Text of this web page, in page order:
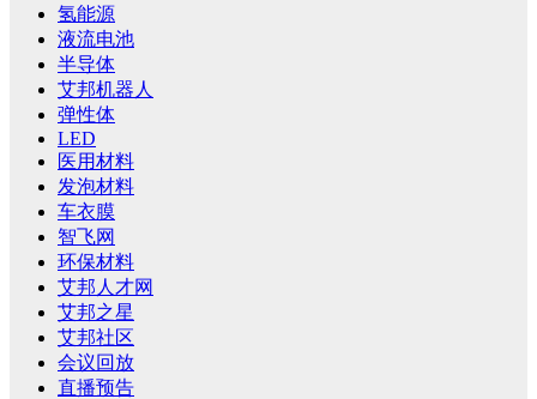
氢能源
液流电池
半导体
艾邦机器人
弹性体
LED
医用材料
发泡材料
车衣膜
智飞网
环保材料
艾邦人才网
艾邦之星
艾邦社区
会议回放
直播预告